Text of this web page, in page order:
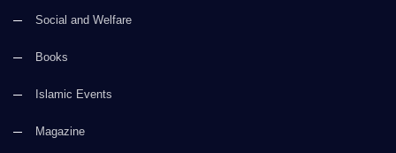
Social and Welfare
Books
Islamic Events
Magazine